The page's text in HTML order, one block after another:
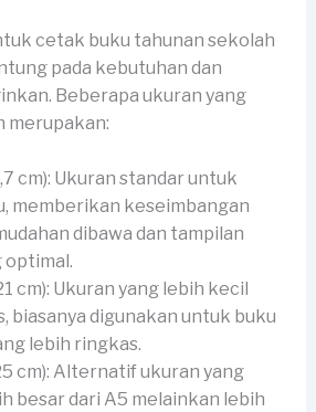
cetak buku tahunan sekolah
pada kebutuhan dan
Beberapa ukuran yang
merupakan:
cm): Ukuran standar untuk
memberikan keseimbangan
dibawa dan tampilan
optimal.
cm): Ukuran yang lebih kecil
biasanya digunakan untuk buku
lebih ringkas.
cm): Alternatif ukuran yang
besar dari A5 melainkan lebih